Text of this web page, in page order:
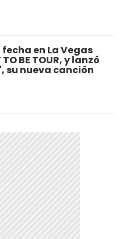
en La Vegas
BE TOUR, y lanzó
su nueva canción